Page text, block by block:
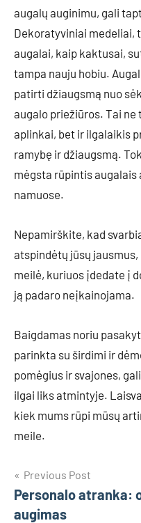
augalų auginimu, gali
Dekoratyviniai medeliai,
augalai, kaip kaktusai,
tampa nauju hobiu.
patirti džiaugsmą nuo
augalo priežiūros. Tai
aplinkai, bet ir ilgalaikis
ramybę ir džiaugsmą.
mėgsta rūpintis augalais
namuose.
Nepamirškite, kad
atspindėtų jūsų jausmus,
meilė, kuriuos įdedate į
ją padaro neįkainojama.
Baigdamas noriu
parinkta su širdimi ir
pomėgius ir svajones,
ilgai liks atmintyje.
kiek mums rūpi mūsų
meile.
Navigacija
tarp
Previous Post
Personalo atranka:
augimas